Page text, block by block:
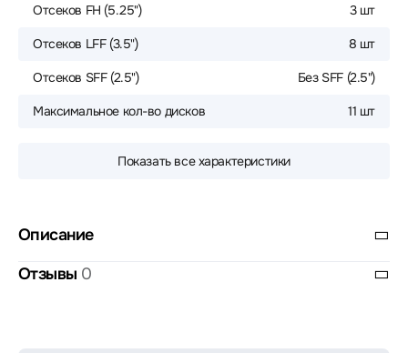
Отсеков FH (5.25") 3 шт
Отсеков LFF (3.5") 8 шт
Отсеков SFF (2.5") Без SFF (2.5")
Максимальное кол-во дисков 11 шт
Показать все характеристики
Описание
Отзывы 0